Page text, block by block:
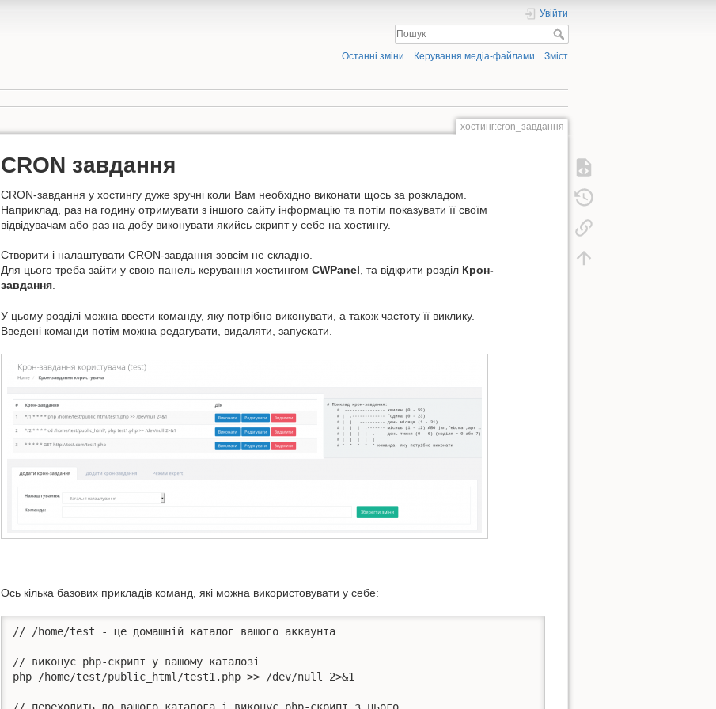
Увійти
Останні зміни Керування медіа-файлами Зміст
хостинг:cron_завдання
CRON завдання
CRON-завдання у хостингу дуже зручні коли Вам необхідно виконати щось за розкладом.
Наприклад, раз на годину отримувати з іншого сайту інформацію та потім показувати її своїм
відвідувачам або раз на добу виконувати якийсь скрипт у себе на хостингу.
Створити і налаштувати CRON-завдання зовсім не складно.
Для цього треба зайти у свою панель керування хостингом CWPanel, та відкрити розділ Крон-
завдання.
У цьому розділі можна ввести команду, яку потрібно виконувати, а також частоту її виклику.
Введені команди потім можна редагувати, видаляти, запускати.
Ось кілька базових прикладів команд, які можна використовувати у себе:
// /home/test - це домашній каталог вашого аккаунта
// виконує php-скрипт у вашому каталозі
php /home/test/public_html/test1.php >> /dev/null 2>&1